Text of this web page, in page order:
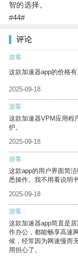
智的选择。
#44#
评论
游客
这款加速器app的价格
2025-09-18
游客
这款加速器VPM应用程
护。
2025-09-18
游客
这款app的用户界面简
悉操作。我不用看说明
2025-09-18
游客
这款加速器app简直是
作办公，都能畅享高速
候，经常因为网速慢而
用担心了。